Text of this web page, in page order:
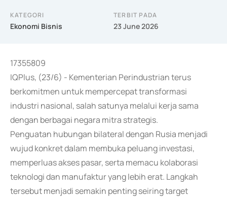
KATEGORI
Ekonomi Bisnis
TERBIT PADA
23 June 2026
17355809
IQPlus, (23/6) - Kementerian Perindustrian terus
berkomitmen untuk mempercepat transformasi
industri nasional, salah satunya melalui kerja sama
dengan berbagai negara mitra strategis.
Penguatan hubungan bilateral dengan Rusia menjadi
wujud konkret dalam membuka peluang investasi,
memperluas akses pasar, serta memacu kolaborasi
teknologi dan manufaktur yang lebih erat. Langkah
tersebut menjadi semakin penting seiring target